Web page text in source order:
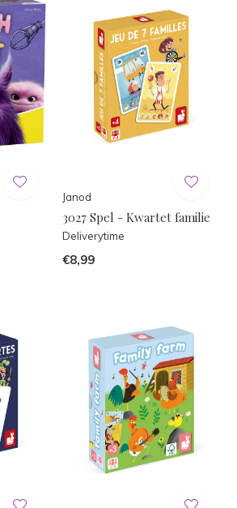
Janod
3027 Spel - Kwartet familie
Deliverytime
€8,99